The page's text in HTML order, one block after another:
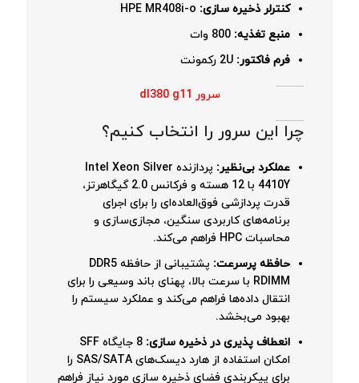
کنترلر ذخیره سازی:
منبع تغذیه:
فرم فاکتور:
سرور dl380 g11
چرا این سرور را انتخاب کنیم؟
عملکرد بی‌نظیر:
پردازنده Intel Xeon Silver
4410Y با 12 هسته و فرکانس 2.0 گیگاهرتز،
قدرت پردازشی فوق‌العاده‌ای را برای اجرای
برنامه‌های کاربردی سنگین، مجازی‌سازی و
محاسبات HPC فراهم می‌کند.
حافظه پرسرعت:
پشتیبانی از حافظه DDR5
RDIMM با سرعت بالا، پهنای باند وسیعی را برای
انتقال داده‌ها فراهم می‌کند و عملکرد سیستم را
بهبود می‌بخشد.
انعطاف پذیری در ذخیره سازی:
8 جایگاه SFF
امکان استفاده از هارد دیسک‌های SAS/SATA را
برای پیکربندی فضای ذخیره سازی مورد نیاز فراهم